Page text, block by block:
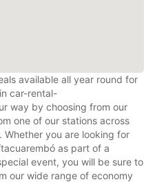
available all year round for
car-rental-
way by choosing from our
one of our stations across
you are looking for
as part of a
event, you will be sure to
our wide range of economy